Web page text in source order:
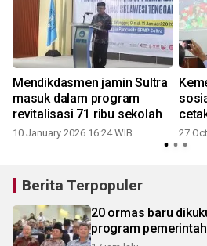
Mendikdasmen jamin Sultra
masuk dalam program
revitalisasi 71 ribu sekolah
10 January 2026 16:24 WIB 27
Berita Terpopuler
20 ormas baru
program pemerintah